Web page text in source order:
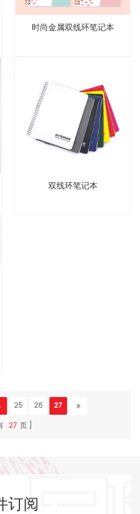
时尚金属双线环笔记本
双线环笔记本
25 26
27
27 页
件订阅